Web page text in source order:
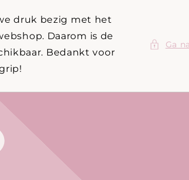
druk bezig met het
Daarom is de
Bedankt voor
Ga